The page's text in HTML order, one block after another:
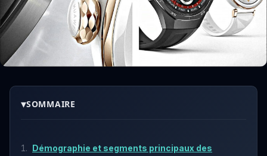
▾SOMMAIRE
Démographie et segments principaux des